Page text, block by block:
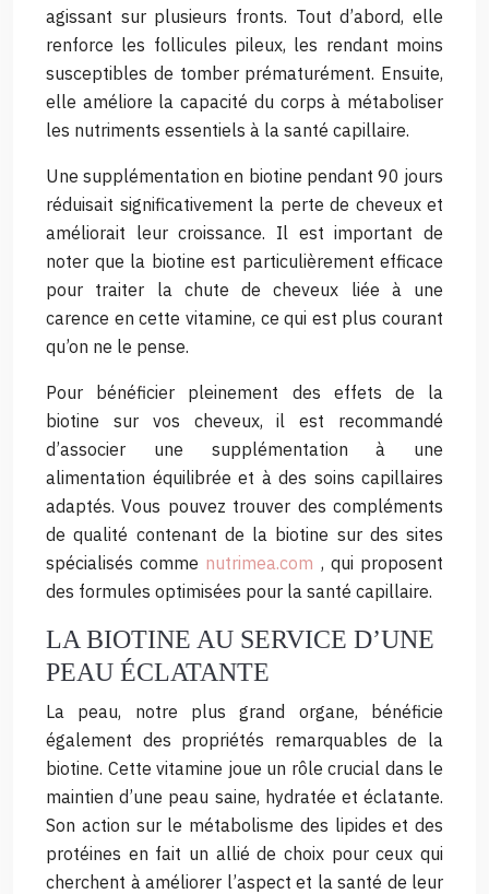
agissant sur plusieurs fronts. Tout d’abord, elle
renforce les follicules pileux, les rendant moins
susceptibles de tomber prématurément. Ensuite,
elle améliore la capacité du corps à métaboliser
les nutriments essentiels à la santé capillaire.
Une supplémentation en biotine pendant 90 jours
réduisait significativement la perte de cheveux et
améliorait leur croissance. Il est important de
noter que la biotine est particulièrement efficace
pour traiter la chute de cheveux liée à une
carence en cette vitamine, ce qui est plus courant
qu’on ne le pense.
Pour bénéficier pleinement des effets de la
biotine sur vos cheveux, il est recommandé
d’associer une supplémentation à une
alimentation équilibrée et à des soins capillaires
adaptés. Vous pouvez trouver des compléments
de qualité contenant de la biotine sur des sites
spécialisés comme nutrimea.com , qui proposent
des formules optimisées pour la santé capillaire.
LA BIOTINE AU SERVICE D’UNE
PEAU ÉCLATANTE
La peau, notre plus grand organe, bénéficie
également des propriétés remarquables de la
biotine. Cette vitamine joue un rôle crucial dans le
maintien d’une peau saine, hydratée et éclatante.
Son action sur le métabolisme des lipides et des
protéines en fait un allié de choix pour ceux qui
cherchent à améliorer l’aspect et la santé de leur